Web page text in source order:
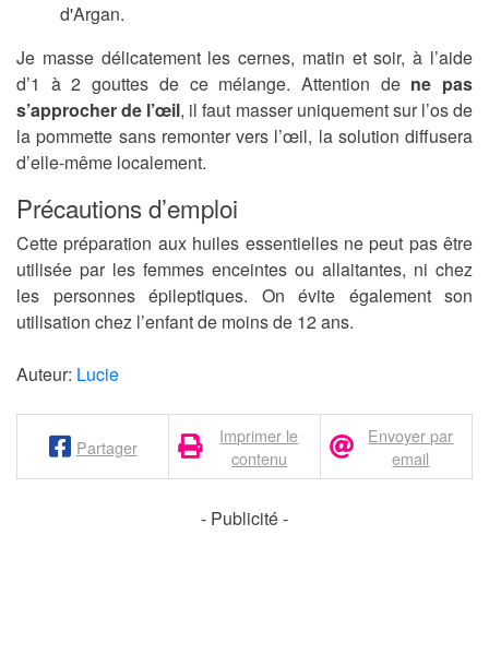
d'Argan.
Je masse délicatement les cernes, matin et soir, à l’aide
d’1 à 2 gouttes de ce mélange. Attention de ne pas
s’approcher de l’œil, il faut masser uniquement sur l’os de
la pommette sans remonter vers l’œil, la solution diffusera
d’elle-même localement.
Précautions d’emploi
Cette préparation aux huiles essentielles ne peut pas être
utilisée par les femmes enceintes ou allaitantes, ni chez
les personnes épileptiques. On évite également son
utilisation chez l’enfant de moins de 12 ans.
Auteur: Lucie
Partager
Imprimer le
contenu
Envoyer par
email
- Publicité -